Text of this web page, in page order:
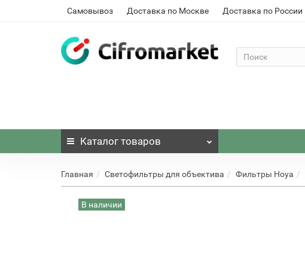
Самовывоз Доставка по Москве Доставка по России
Каталог товаров
Главная Светофильтры для объектива Фильтры Hoya
В наличии